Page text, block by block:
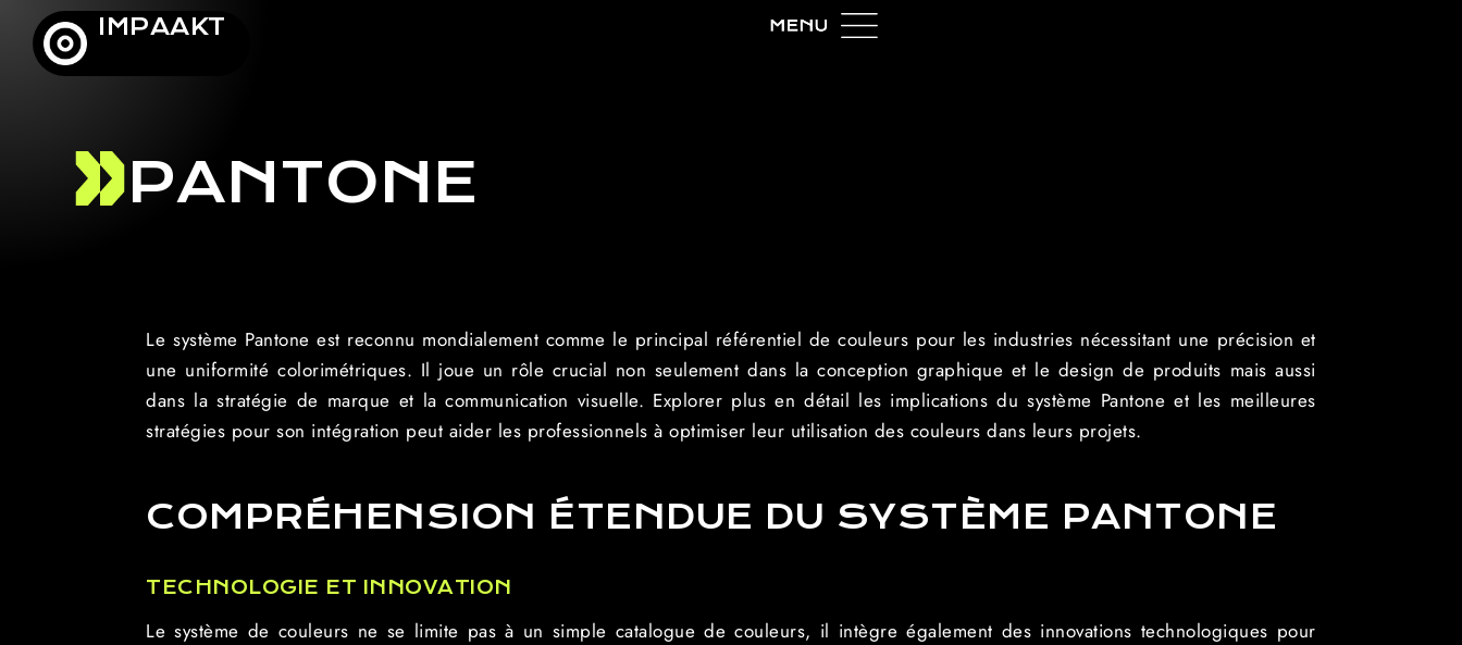
IMPAAKT
PANTONE
Le système Pantone est reconnu mondialement comme le principal référentiel de couleurs pour les industries nécessitant une précision et
une uniformité colorimétriques. Il joue un rôle crucial non seulement dans la conception graphique et le design de produits mais aussi
dans la stratégie de marque et la communication visuelle. Explorer plus en détail les implications du système Pantone et les meilleures
stratégies pour son intégration peut aider les professionnels à optimiser leur utilisation des couleurs dans leurs projets.
COMPRÉHENSION ÉTENDUE DU SYSTÈME PANTONE
TECHNOLOGIE ET INNOVATION
Le système de couleurs ne se limite pas à un simple catalogue de couleurs, il intègre également des innovations technologiques pour